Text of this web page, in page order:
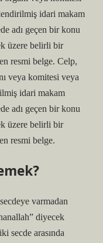
idari makam
adı geçen bir konu
üzere belirli bir
resmi belge. Celp,
veya komitesi veya
idari makam
adı geçen bir konu
üzere belirli bir
resmi belge.
varmadan
diyecek
secde arasında